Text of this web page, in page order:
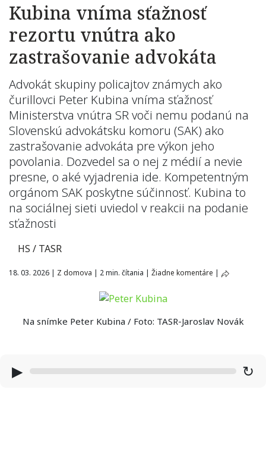
Kubina vníma sťažnosť
rezortu vnútra ako
zastrašovanie advokáta
Advokát skupiny policajtov známych ako
čurillovci Peter Kubina vníma sťažnosť
Ministerstva vnútra SR voči nemu podanú na
Slovenskú advokátsku komoru (SAK) ako
zastrašovanie advokáta pre výkon jeho
povolania. Dozvedel sa o nej z médií a nevie
presne, o aké vyjadrenia ide. Kompetentným
orgánom SAK poskytne súčinnosť. Kubina to
na sociálnej sieti uviedol v reakcii na podanie
sťažnosti
HS / TASR
18. 03. 2026 | Z domova | 2 min. čítania | Žiadne komentáre |
Na snímke Peter Kubina / Foto: TASR-Jaroslav Novák
▶ ↻